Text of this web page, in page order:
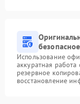
Использование
аккуратная
резервное
восстановление